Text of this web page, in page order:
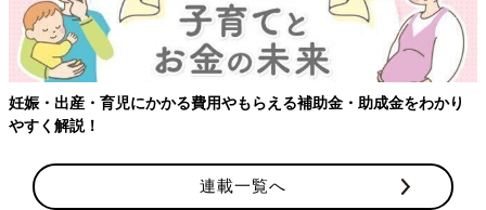
妊娠・出産・育児にかかる費用やもらえる補助金・助成金をわかり
やすく解説！
連載一覧へ